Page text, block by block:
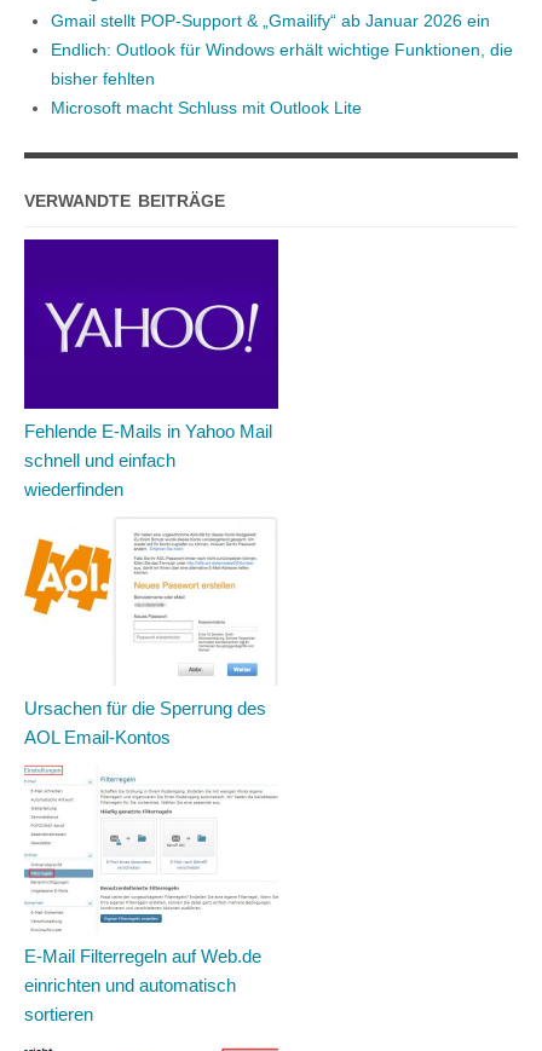
Gmail stellt POP-Support & „Gmailify“ ab Januar 2026 ein
Endlich: Outlook für Windows erhält wichtige Funktionen, die
bisher fehlten
Microsoft macht Schluss mit Outlook Lite
VERWANDTE BEITRÄGE
Fehlende E-Mails in Yahoo Mail
schnell und einfach
wiederfinden
Ursachen für die Sperrung des
AOL Email-Kontos
E-Mail Filterregeln auf Web.de
einrichten und automatisch
sortieren